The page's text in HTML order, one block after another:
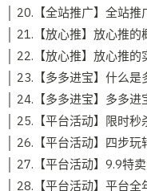
│ 20.【全站推广】全站
│ 21.【放心推】放心推
│ 22.【放心推】放心推
│ 23.【多多进宝】什么
│ 24.【多多进宝】多多
│ 25.【平台活动】限时
│ 26.【平台活动】四步
│ 27.【平台活动】9.9特
│ 28.【平台活动】平台